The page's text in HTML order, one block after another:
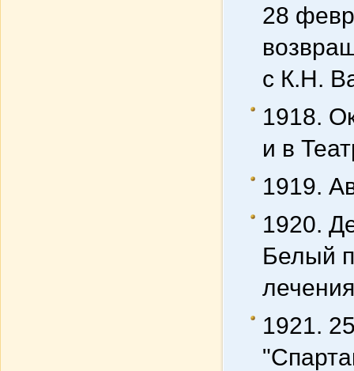
28
с К.Н.
1918.
и в
1919.
1920.
Белый
1921.